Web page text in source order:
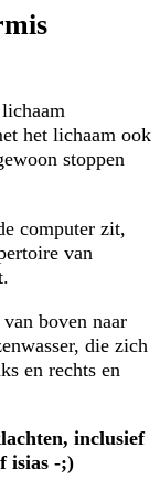
het lichaam ook
stoppen
computer zit,
van
boven naar
die zich
en rechts en
inclusief
isias -;)